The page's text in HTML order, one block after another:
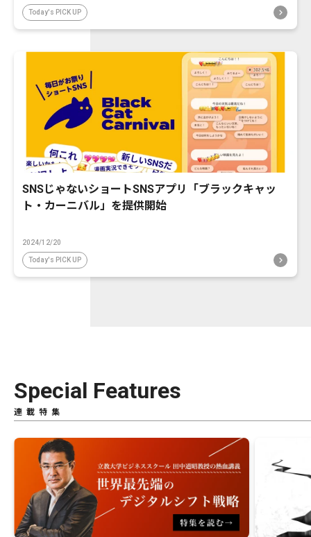
Today's PICK UP
SNSじゃないショートSNSアプリ「ブラックキャッ
ト・カーニバル」を提供開始
2024/12/20
Today's PICK UP
Special Features
連載特集